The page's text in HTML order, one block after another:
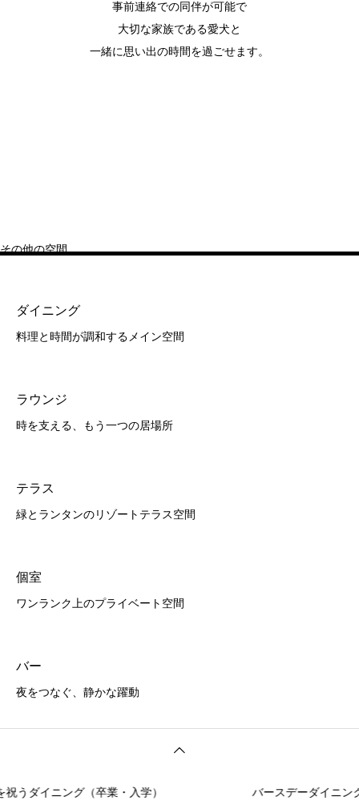
事前連絡での同伴が可能で
大切な家族である愛犬と
一緒に思い出の時間を過ごせます。
その他の空間
ダイニング
料理と時間が調和するメイン空間
ラウンジ
時を支える、もう一つの居場所
テラス
緑とランタンのリゾートテラス空間
個室
ワンランク上のプライベート空間
バー
夜をつなぐ、静かな躍動
イニング（卒業・入学） バースデーダイニング